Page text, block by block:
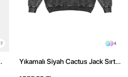
4
Yıkamalı Siyah Cactus Jack Sırt